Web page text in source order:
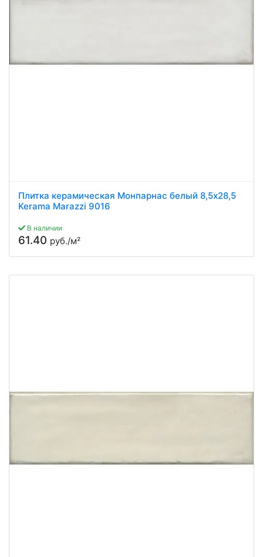
Плитка керамическая Монпарнас белый 8,5x28,5
Kerama Marazzi 9016
В наличии
61.40 руб./м²